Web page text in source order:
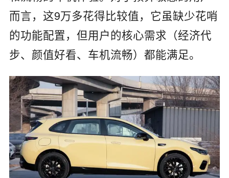
而言，这9万多花得比较值，它虽缺少花哨
的功能配置，但用户的核心需求（经济代
步、颜值好看、车机流畅）都能满足。